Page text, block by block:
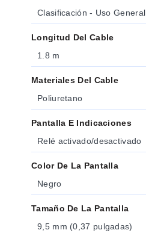
Clasificación - Uso General
Longitud Del Cable
1.8 m
Materiales Del Cable
Poliuretano
Pantalla E Indicaciones
Relé activado/desactivado
Color De La Pantalla
Negro
Tamaño De La Pantalla
9,5 mm (0,37 pulgadas)